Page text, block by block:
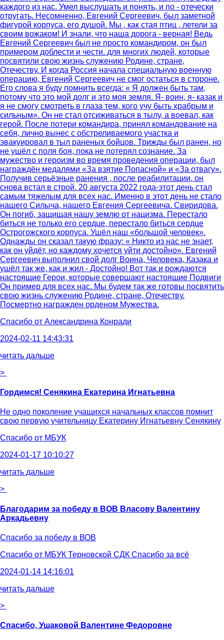
каждого из нас. Умел выслушать и понять, и по - отечески
отругать. Несомненно, Евгений Сергеевич, был заметной
фигурой корпуса, его душой. Мы , как стая птиц , летели за
своим вожаком! И знали, что наша дорога - верная! Ведь
Евгений Сергеевич был не просто командиром, он был
примером доблести и чести. для многих людей, которые
посвятили свою жизнь служению Родине, стране,
Отечеству. И когда Россия начала специальную военную
операцию, Евгений Сергеевич не смог остаться в стороне.
Его слова я буду помнить всегда: « Я должен быть там,
потому что это мой долг и это моя земля. Я- воин, я- казак и
я не смогу смотреть в глаза тем, кого учу быть храбрым и
сильным». Он не стал отсиживаться в тылу, а воевал, как
герой. После потери командира, принял командование на
себя, лично вынес с обстреливаемого участка и
эвакуировал в тыл раненых бойцов. Трижды был ранен, но
не ушёл с поля боя, пока не потерял сознание. За
мужество и героизм во время проведения операции, был
награждён медалями «За взятие Попасной» и «За отвагу».
Получив серьёзные ранения , после реабилитации, он
снова встал в строй. 20 августа 2022 года-этот день стал
самым тяжелым для всех нас. Именно в этот день не стало
нашего Силыча, нашего Евгения Сергеевича. Свиридова.
Он погиб, защищая нашу землю от нацизма. Перестало
биться не только его сердце, перестало биться сердце
Острогожского корпуса. Ушёл наш «большой человек».
Однажды он сказал такую фразу: « Никто из нас не знает,
как он уйдёт, но каждому хочется уйти достойно». Евгений
Сергеевич выполнил свой долг Воина, Человека, Казака и
ушёл так же, как и жил - Достойно! Вот так и рождаются
настоящие Герои, которые совершают настоящие Подвиги
Он пример для всех нас. Мы будем так же готовы посвятить
свою жизнь служению Родине, стране, Отечеству.
Посмертно награжден орденом Мужества.
Спасибо от Александрина Конради
2024-02-11 14:43:31
читать дальше
>
Гордимся! Сенякина Екатерина Игнатьевна
Не одно поколение учащихся начальных классов помнит
свою первую учительницу Екатерину Игнатьевну Сенякину
Спасибо от МБУК
2024-01-17 10:10:27
читать дальше
>
Благодарим за победу в ВОВ Власову Валентину
Аркадьевну
Спасибо за победу в ВОВ
Спасибо от МБУК Терновской СДК Спасибо за всё
2024-01-14 14:16:01
читать дальше
>
Спасибо, Ушаковой Валентине Федоровне